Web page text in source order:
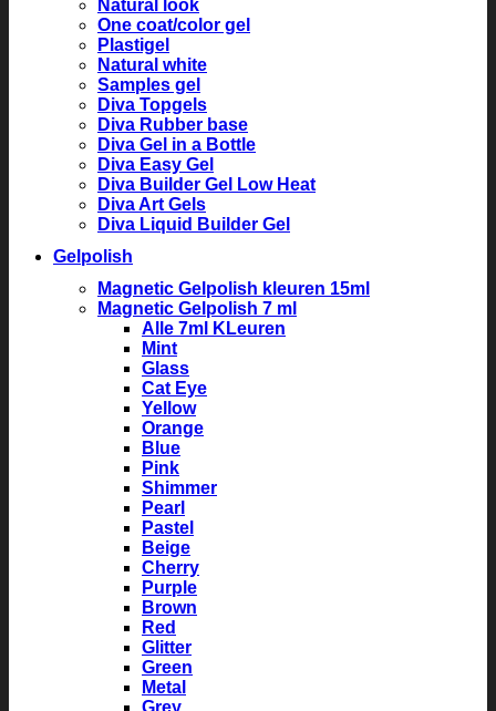
Natural look
One coat/color gel
Plastigel
Natural white
Samples gel
Diva Topgels
Diva Rubber base
Diva Gel in a Bottle
Diva Easy Gel
Diva Builder Gel Low Heat
Diva Art Gels
Diva Liquid Builder Gel
Gelpolish
Magnetic Gelpolish kleuren 15ml
Magnetic Gelpolish 7 ml
Alle 7ml KLeuren
Mint
Glass
Cat Eye
Yellow
Orange
Blue
Pink
Shimmer
Pearl
Pastel
Beige
Cherry
Purple
Brown
Red
Glitter
Green
Metal
Grey